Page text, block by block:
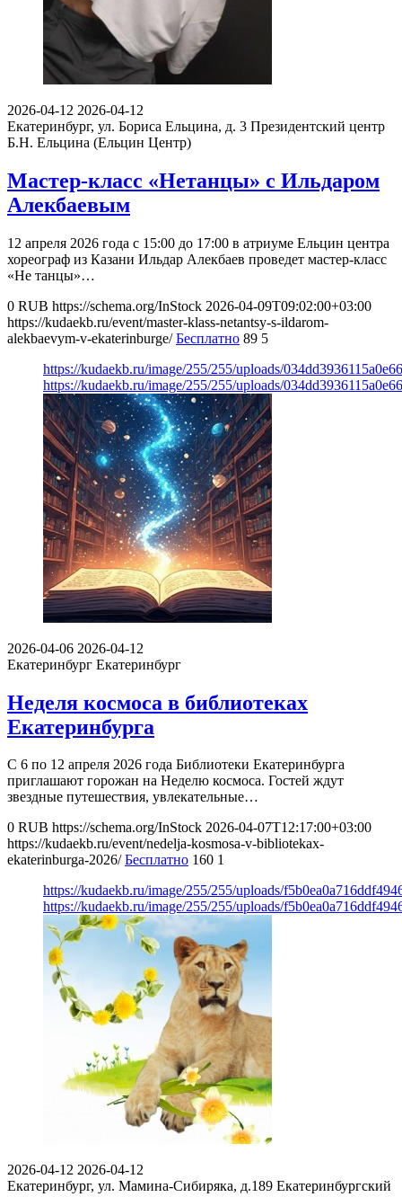
2026-04-12 2026-04-12
Екатеринбург, ул. Бориса Ельцина, д. 3 Президентский центр
Б.Н. Ельцина (Ельцин Центр)
Мастер-класс «Нетанцы» с Ильдаром
Алекбаевым
12 апреля 2026 года с 15:00 до 17:00 в атриуме Ельцин центра
хореограф из Казани Ильдар Алекбаев проведет мастер-класс
«Не танцы»…
0 RUB https://schema.org/InStock 2026-04-09T09:02:00+03:00
https://kudaekb.ru/event/master-klass-netantsy-s-ildarom-
alekbaevym-v-ekaterinburge/ Бесплатно 89 5
https://kudaekb.ru/image/255/255/uploads/
https://kudaekb.ru/image/255/255/uploads/
2026-04-06 2026-04-12
Екатеринбург Екатеринбург
Неделя космоса в библиотеках
Екатеринбурга
С 6 по 12 апреля 2026 года Библиотеки Екатеринбурга
приглашают горожан на Неделю космоса. Гостей ждут
звездные путешествия, увлекательные…
0 RUB https://schema.org/InStock 2026-04-07T12:17:00+03:00
https://kudaekb.ru/event/nedelja-kosmosa-v-bibliotekax-
ekaterinburga-2026/ Бесплатно 160 1
https://kudaekb.ru/image/255/255/uploads/
https://kudaekb.ru/image/255/255/uploads/
2026-04-12 2026-04-12
Екатеринбург, ул. Мамина-Сибиряка, д.189 Екатеринбургский